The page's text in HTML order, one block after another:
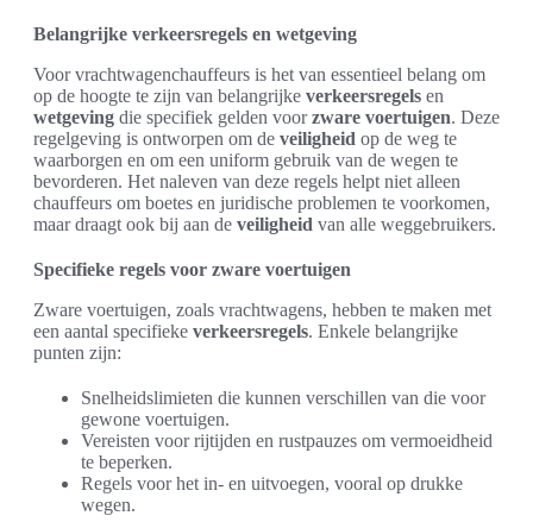
Belangrijke verkeersregels en wetgeving
Voor vrachtwagenchauffeurs is het van essentieel belang om
op de hoogte te zijn van belangrijke verkeersregels en
wetgeving die specifiek gelden voorzware voertuigen. Deze
regelgeving is ontworpen om de veiligheid op de weg te
waarborgen en om een uniform gebruik van de wegen te
bevorderen. Het naleven van deze regels helpt niet alleen
chauffeurs om boetes en juridische problemen te voorkomen,
maar draagt ook bij aan de veiligheid van alle weggebruikers.
Specifieke regels voor zware voertuigen
Zware voertuigen, zoals vrachtwagens, hebben te maken met
een aantal specifieke verkeersregels. Enkele belangrijke
punten zijn:
Snelheidslimieten die kunnen verschillen van die voor
gewone voertuigen.
Vereisten voor rijtijden en rustpauzes om vermoeidheid
te beperken.
Regels voor het in- en uitvoegen, vooral op drukke
wegen.